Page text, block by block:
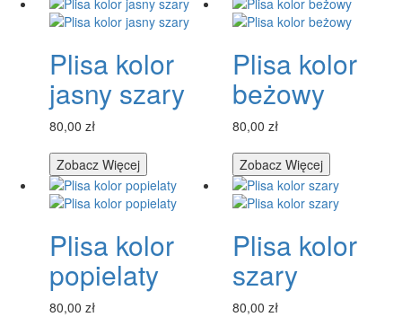
Plisa kolor
jasny szary
80,00 zł
Zobacz Więcej
Plisa kolor
beżowy
80,00 zł
Zobacz Więcej
Plisa kolor
popielaty
80,00 zł
Plisa kolor
szary
80,00 zł